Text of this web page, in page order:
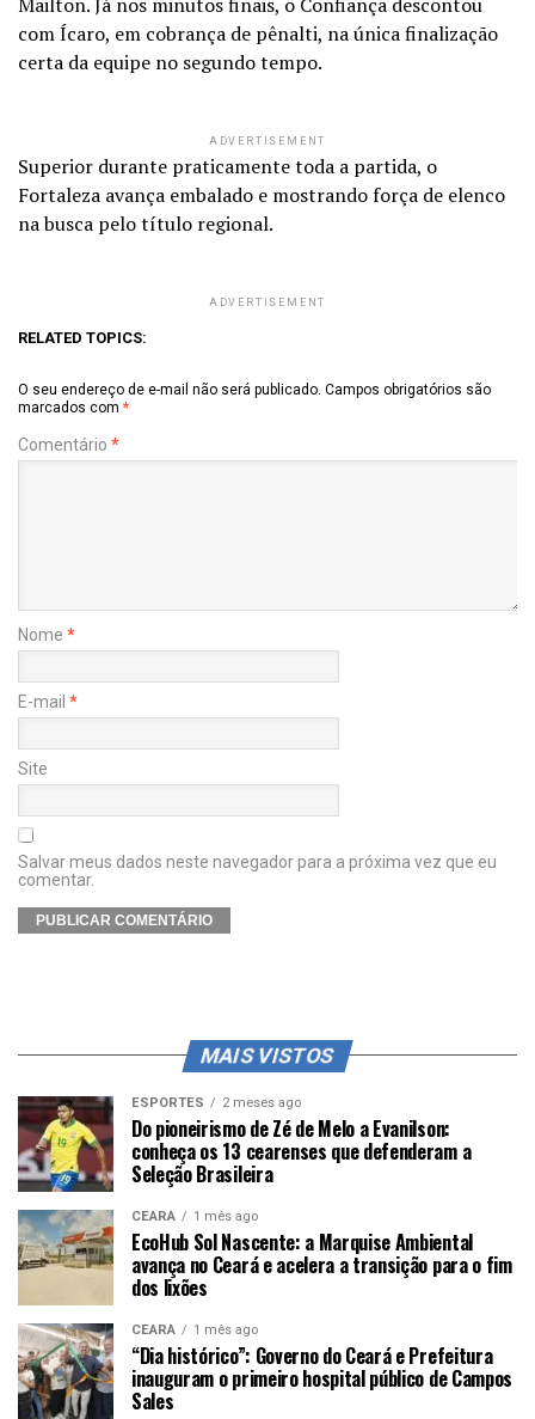
com Ícaro, em cobrança de pênalti, na única finalização
certa da equipe no segundo tempo.
ADVERTISEMENT
Superior durante praticamente toda a partida, o
Fortaleza avança embalado e mostrando força de elenco
na busca pelo título regional.
ADVERTISEMENT
RELATED TOPICS:
O seu endereço de e-mail não será publicado. Campos obrigatórios são
marcados com *
Comentário *
Nome *
E-mail *
Site
Salvar meus dados neste navegador para a próxima vez que eu
comentar.
MAIS VISTOS
ESPORTES 2 meses ago
Do pioneirismo de Zé de Melo a Evanilson:
conheça os 13 cearenses que defenderam a
Seleção Brasileira
CEARÁ 1 mês ago
EcoHub Sol Nascente: a Marquise Ambiental
avança no Ceará e acelera a transição para o fim
dos lixões
CEARÁ 1 mês ago
“Dia histórico”: Governo do Ceará e Prefeitura
inauguram o primeiro hospital público de Campos
Sales